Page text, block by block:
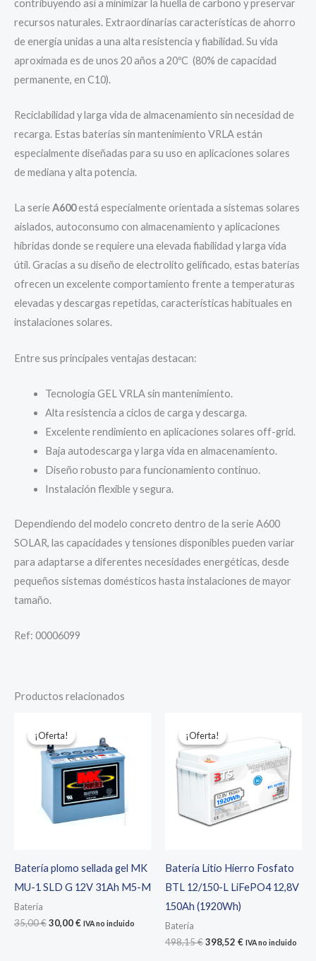
contribuyendo así a minimizar la huella de carbono y preservar
recursos naturales. Extraordinarias características de ahorro
de energía unidas a una alta resistencia y fiabilidad. Su vida
aproximada es de unos 20 años a 20ºC (80% de capacidad
permanente, en C10).
Reciclabilidad y larga vida de almacenamiento sin necesidad de
recarga. Estas baterías sin mantenimiento VRLA están
especialmente diseñadas para su uso en aplicaciones solares
de mediana y alta potencia.
La serieA600está especialmente orientada a sistemas solares
aislados, autoconsumo con almacenamiento y aplicaciones
híbridas donde se requiere una elevada fiabilidad y larga vida
útil. Gracias a su diseño de electrolito gelificado, estas baterías
ofrecen un excelente comportamiento frente a temperaturas
elevadas y descargas repetidas, características habituales en
instalaciones solares.
Entre sus principales ventajas destacan:
Tecnología GEL VRLA sin mantenimiento.
Alta resistencia a ciclos de carga y descarga.
Excelente rendimiento en aplicaciones solares off-grid.
Baja autodescarga y larga vida en almacenamiento.
Diseño robusto para funcionamiento continuo.
Instalación flexible y segura.
Dependiendo del modelo concreto dentro de la serie A600
SOLAR, las capacidades y tensiones disponibles pueden variar
para adaptarse a diferentes necesidades energéticas, desde
pequeños sistemas domésticos hasta instalaciones de mayor
tamaño.
Ref: 00006099
Productos relacionados
¡Oferta!
¡Oferta!
Batería plomo sellada gel MK
MU-1 SLD G 12V 31Ah M5-M
Batería
35,00€El
30,00€ElIVA no incluido
¡Oferta!
¡Oferta!
Batería Litio Hierro Fosfato
BTL 12/150-L LiFePO4 12,8V
150Ah (1920Wh)
Batería
498,15€El
398,52 €ElIVA no incluido